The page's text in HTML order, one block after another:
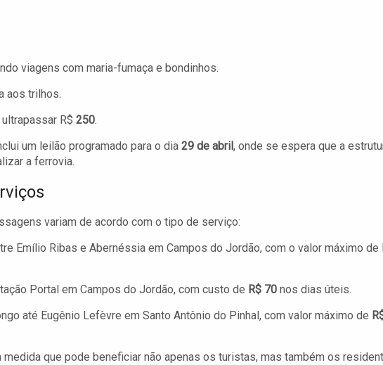
viagens com maria-fumaça e bondinhos.
aos trilhos.
R$ 250.
um leilão programado para o dia 29 de abril , onde se espera que a
a ferrovia.
variam de acordo com o tipo de serviço:
Emílio Ribas e Abernéssia em Campos do Jordão, com o valor máximo de
Portal em Campos do Jordão, com custo de R$ 70 nos dias úteis.
até Eugênio Lefèvre em Santo Antônio do Pinhal, com valor máximo de
que pode beneficiar não apenas os turistas, mas também os